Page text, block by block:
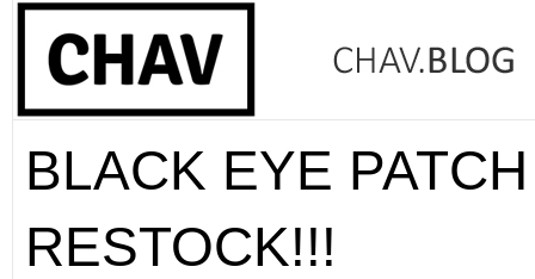
BLACK EYE PATCH
RESTOCK!!!